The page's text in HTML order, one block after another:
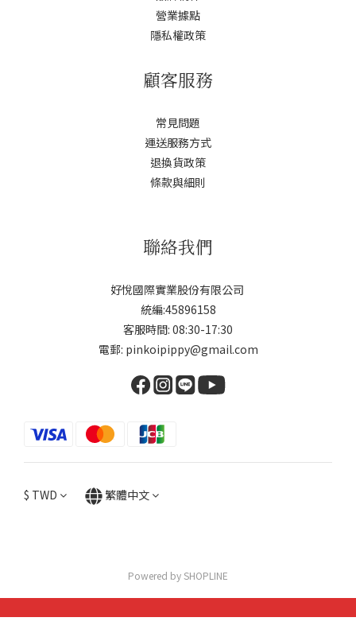
營業據點
隱私權政策
顧客服務
常見問題
運送服務方式
退換貨政策
條款與細則
聯絡我們
好悅國際實業股份有限公司
統編:45896158
客服時間: 08:30-17:30
電郵: pinkoipippy@gmail.com
$ TWD 繁體中文
Powered by SHOPLINE